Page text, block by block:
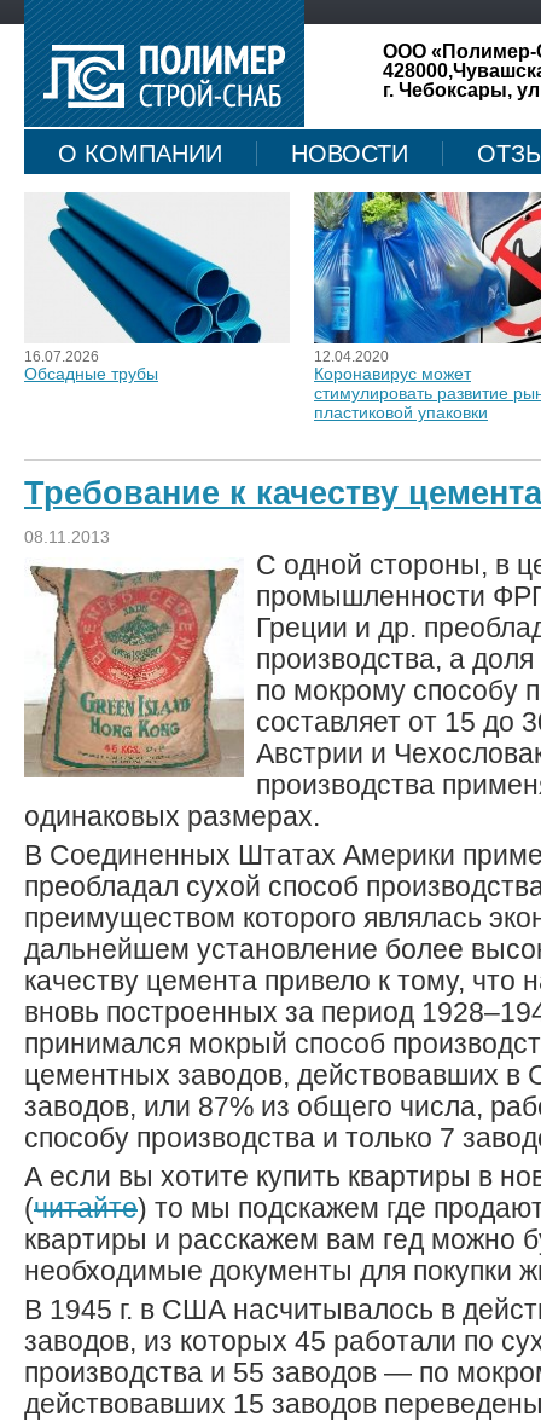
ООО «Полимер-
г. Чебоксары,
О КОМПАНИИ НОВОСТИ
КАРТА САЙТА
16.07.2026
Обсадные трубы
12.04.2020
Коронавирус может
стимулировать развитие
пластиковой упаковки
Требование к качеству цемента
08.11.2013
С одной стороны, в
промышленности
Греции и др.
производства, а
по мокрому способу
составляет от 15 до
Австрии и
производства
одинаковых размерах.
В Соединенных Штатах Америки
преобладал сухой способ
преимуществом которого являлась
дальнейшем установление более
качеству цемента привело к тому, что
вновь построенных за период
принимался мокрый способ
цементных заводов, действовавших в
заводов, или 87% из общего числа,
способу производства и только 7
А если вы хотите купить квартиры в
(читайте) то мы подскажем где
квартиры и расскажем вам гед можно
необходимые документы для покупки
В 1945 г. в США насчитывалось в
заводов, из которых 45 работали по
производства и 55 заводов — по
действовавших 15 заводов